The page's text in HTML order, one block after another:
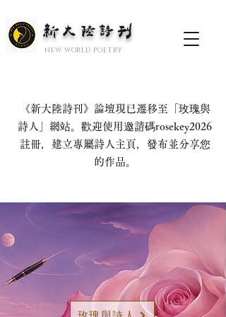
新大陆诗刊
​NEW WORLD POETRY
《新大陸詩刊》論壇現已遷移至「玫瑰與
詩人」網站。歡迎使用邀請碼rosekey2026
註冊，建立專屬詩人主頁，發布並分享您
的作品。